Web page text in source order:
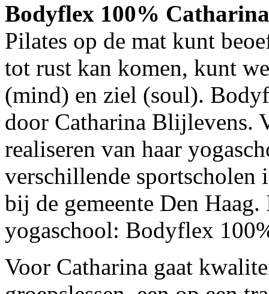
Bodyflex 100%
Pilates op de mat kunt
tot rust kan komen, kunt
(mind) en ziel (soul).
door Catharina Blijlevens.
realiseren van haar
verschillende sportscholen
bij de gemeente Den
yogaschool: Bodyflex
Voor Catharina gaat